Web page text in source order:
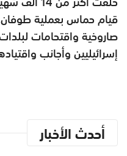
قيام حماس بعملية
صاروخية واقتحامات
إسرائيليين وأجانب
أحدث الأخبار